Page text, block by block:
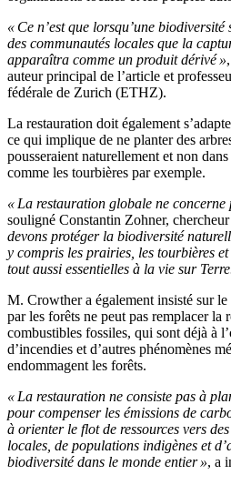
« Ce n’est que lorsqu’une
des communautés locales que la
apparaîtra comme un produit dérivé »
auteur principal de l’article et
fédérale de Zurich (ETHZ).
La restauration doit également
ce qui implique de ne planter des
pousseraient naturellement et non dans
comme les tourbières par exemple.
« La restauration globale ne concerne
souligné Constantin Zohner,
devons protéger la biodiversité
y compris les prairies, les tourbières
tout aussi essentielles à la vie sur
M. Crowther a également insisté sur
par les forêts ne peut pas remplacer la
combustibles fossiles, qui sont déjà à
d’incendies et d’autres phénomènes
endommagent les forêts.
« La restauration ne consiste pas à
pour compenser les émissions de
à orienter le flot de ressources vers
locales, de populations indigènes et
biodiversité dans le monde entier », a